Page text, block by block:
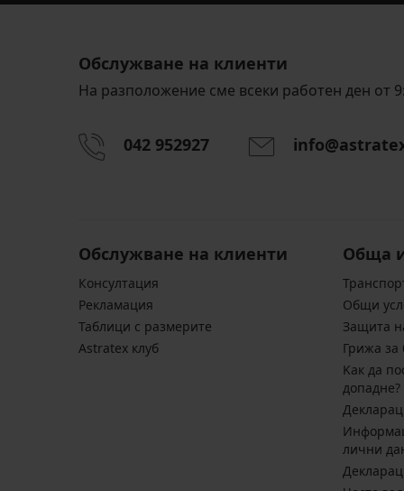
Обслужване на клиенти
На разположение сме всеки работен ден от
042 952927
Обслужване на клиенти
Консултация
Pекламация
Таблици с размерите
Astratex клуб
Обща
Общи
Защита
Грижа за
Kак да
допадне?
лични